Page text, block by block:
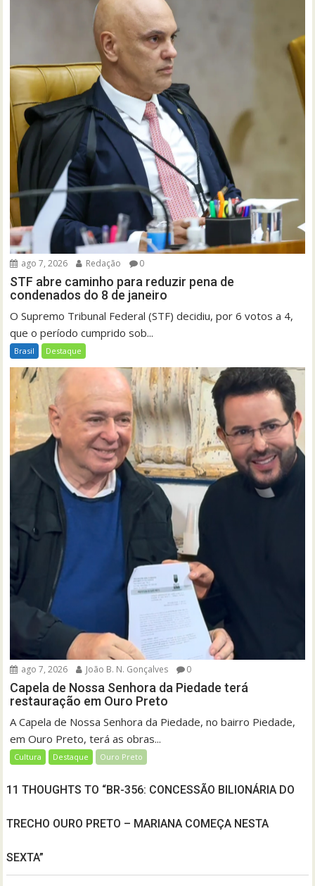
ago 7, 2026 Redação 0
STF abre caminho para reduzir pena de
condenados do 8 de janeiro
O Supremo Tribunal Federal (STF) decidiu, por 6 votos a 4,
que o período cumprido sob...
Brasil Destaque
ago 7, 2026 João B. N. Gonçalves 0
Capela de Nossa Senhora da Piedade terá
restauração em Ouro Preto
A Capela de Nossa Senhora da Piedade, no bairro Piedade,
em Ouro Preto, terá as obras...
Cultura Destaque Ouro Preto
11 THOUGHTS TO “BR-356: CONCESSÃO BILIONÁRIA DO
TRECHO OURO PRETO – MARIANA COMEÇA NESTA
SEXTA”